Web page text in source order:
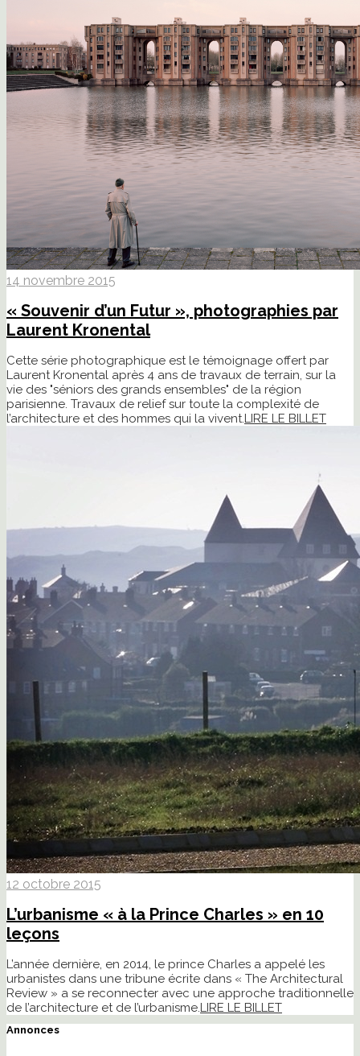
14 novembre 2015
« Souvenir d’un Futur », photographies par
Laurent Kronental
Cette série photographique est le témoignage offert par
Laurent Kronental après 4 ans de travaux de terrain, sur la
vie des "séniors des grands ensembles" de la région
parisienne. Travaux de relief sur toute la complexité de
l’architecture et des hommes qui la vivent.LIRE LE BILLET
12 octobre 2015
L’urbanisme « à la Prince Charles » en 10
leçons
L’année dernière, en 2014, le prince Charles a appelé les
urbanistes dans une tribune écrite dans « The Architectural
Review » a se reconnecter avec une approche traditionnelle
de l’architecture et de l’urbanisme.LIRE LE BILLET
Annonces